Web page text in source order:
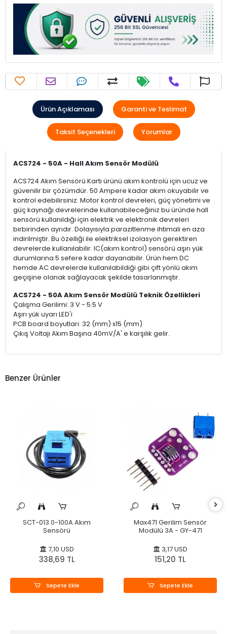
Ürün Açıklaması Garanti ve Teslimat
Taksit Seçenekleri Yorumlar
ACS724 - 50A - Hall Akım Sensör Modülü
ACS724 Akım Sensörü Kartı ürünü akım kontrolü için ucuz ve
güvenilir bir çözümdür. 50 Ampere kadar akım okuyabilir ve
kontrol edebilirsiniz. Motor kontrol devreleri, güç yönetimi ve
güç kaynağı devrelerinde kullanabileceğiniz bu üründe hall
sensörü kullanıldığı için elektrik ve elektronik devreleri
birbirinden ayrıdır. Dolayısıyla parazitlenme ihtimali en aza
indirilmiştir. Bu özelliği ile elektriksel izolasyon gerektiren
devrelerde kullanılabilir. IC(akım kontrol) sensörü aşırı yük
durumlarına 5 sefere kadar dayanabilir. Ürün hem DC
hemde AC devrelerde kullanılabildiği gibi çift yönlü akım
geçişine olanak sağlayacak şekilde tasarlanmıştır.
ACS724 - 50A Akım Sensör Modülü Teknik Özellikleri
Çalışma Gerilimi: 3 V - 5.5 V
Aşırı yük uyarı LED'i
PCB board boyutları: 32 (mm) x15 (mm)
Çıkış Voltajı Akım Başına 40mV/A' e karşılık gelir.
Benzer Ürünler
SCT-013 0-100A Akım
Sensörü
7,10 USD
338,69 TL
Sepete Ekle
Max471 Gerilim Sensör
Modülü 3A - GY-471
3,17 USD
151,20 TL
Sepete Ekle